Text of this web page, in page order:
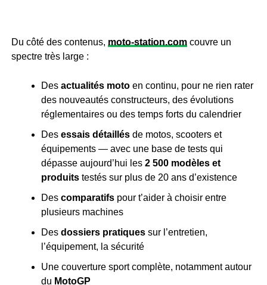
Du côté des contenus, moto-station.comcouvre un
spectre très large :
Des actualités motoen continu, pour ne rien rater
des nouveautés constructeurs, des évolutions
réglementaires ou des temps forts du calendrier
Des essais détaillésde motos, scooters et
équipements — avec une base de tests qui
dépasse aujourd’hui les 2 500 modèles et
produitstestés sur plus de 20 ans d’existence
Des comparatifspour t’aider à choisir entre
plusieurs machines
Des dossiers pratiquessur l’entretien,
l’équipement, la sécurité
Une couverture sport complète, notamment autour
du MotoGP